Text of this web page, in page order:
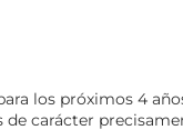
los próximos 4
de carácter